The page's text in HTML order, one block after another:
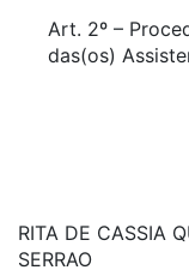
Art. 2º –
das(os)
RITA DE CASSIA
SERRAO